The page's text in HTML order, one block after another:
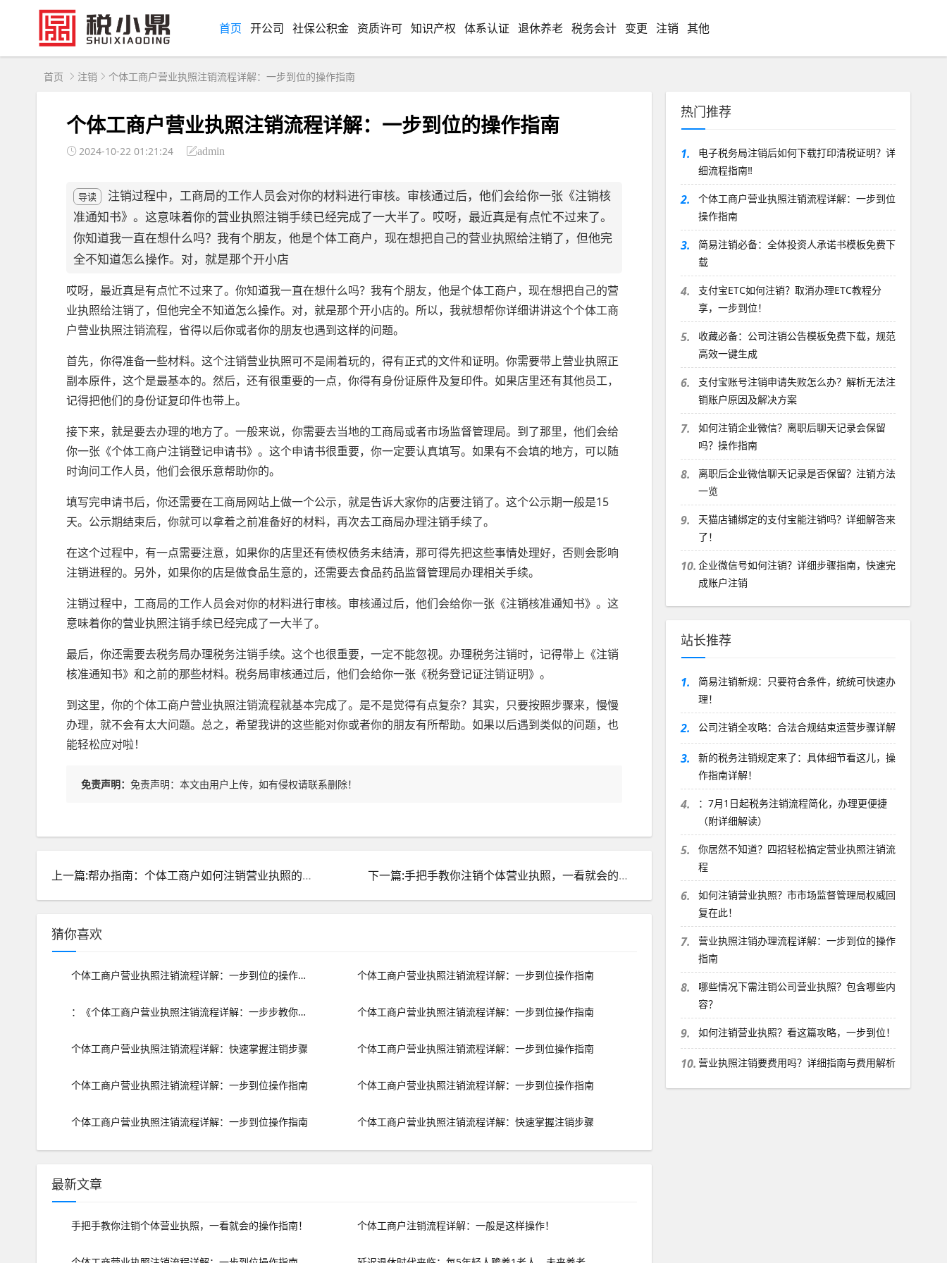
首页 开公司 社保公积金 资质许可 知识产权 体系认证 退休养老 税务会计 变更 注销 其他
首页 注销 个体工商户营业执照注销流程详解：一步到位的操作指南
个体工商户营业执照注销流程详解：一步到位的操作指南
2024-10-22 01:21:24 admin
导读
注销过程中，工商局的工作人员会对你的材料进行审核。审核通过后，他们会给你一张《注销核
准通知书》。这意味着你的营业执照注销手续已经完成了一大半了。哎呀，最近真是有点忙不过来了。
你知道我一直在想什么吗？我有个朋友，他是个体工商户，现在想把自己的营业执照给注销了，但他完
全不知道怎么操作。对，就是那个开小店
哎呀，最近真是有点忙不过来了。你知道我一直在想什么吗？我有个朋友，他是个体工商户，现在想把自己的营
业执照给注销了，但他完全不知道怎么操作。对，就是那个开小店的。所以，我就想帮你详细讲讲这个个体工商
户营业执照注销流程，省得以后你或者你的朋友也遇到这样的问题。
首先，你得准备一些材料。这个注销营业执照可不是闹着玩的，得有正式的文件和证明。你需要带上营业执照正
副本原件，这个是最基本的。然后，还有很重要的一点，你得有身份证原件及复印件。如果店里还有其他员工，
记得把他们的身份证复印件也带上。
接下来，就是要去办理的地方了。一般来说，你需要去当地的工商局或者市场监督管理局。到了那里，他们会给
你一张《个体工商户注销登记申请书》。这个申请书很重要，你一定要认真填写。如果有不会填的地方，可以随
时询问工作人员，他们会很乐意帮助你的。
填写完申请书后，你还需要在工商局网站上做一个公示，就是告诉大家你的店要注销了。这个公示期一般是15
天。公示期结束后，你就可以拿着之前准备好的材料，再次去工商局办理注销手续了。
在这个过程中，有一点需要注意，如果你的店里还有债权债务未结清，那可得先把这些事情处理好，否则会影响
注销进程的。另外，如果你的店是做食品生意的，还需要去食品药品监督管理局办理相关手续。
注销过程中，工商局的工作人员会对你的材料进行审核。审核通过后，他们会给你一张《注销核准通知书》。这
意味着你的营业执照注销手续已经完成了一大半了。
最后，你还需要去税务局办理税务注销手续。这个也很重要，一定不能忽视。办理税务注销时，记得带上《注销
核准通知书》和之前的那些材料。税务局审核通过后，他们会给你一张《税务登记证注销证明》。
到这里，你的个体工商户营业执照注销流程就基本完成了。是不是觉得有点复杂？其实，只要按照步骤来，慢慢
办理，就不会有太大问题。总之，希望我讲的这些能对你或者你的朋友有所帮助。如果以后遇到类似的问题，也
能轻松应对啦！
免责声明： 免责声明：本文由用户上传，如有侵权请联系删除！
上一篇:帮办指南：个体工商户如何注销营业执照的详细步骤 下一篇:手把手教你注销个体营业执照，一看就会的操作指南！
猜你喜欢
个体工商户营业执照注销流程详解：一步到位的操作指南 个体工商户营业执照注销流程详解：一步到位操作指南
：《个体工商户营业执照注销流程详解：一步步教你如何办理》 个体工商户营业执照注销流程详解：一步到位操作指南
个体工商户营业执照注销流程详解：快速掌握注销步骤 个体工商户营业执照注销流程详解：一步到位操作指南
个体工商户营业执照注销流程详解：一步到位操作指南 个体工商户营业执照注销流程详解：一步到位操作指南
个体工商户营业执照注销流程详解：一步到位操作指南 个体工商户营业执照注销流程详解：快速掌握注销步骤
最新文章
手把手教你注销个体营业执照，一看就会的操作指南！ 个体工商户注销流程详解：一般是这样操作！
热门推荐
1.
电子税务局注销后如何下载打印清税证明？详
细流程指南‼️
2.
个体工商户营业执照注销流程详解：一步到位
操作指南
3.
简易注销必备：全体投资人承诺书模板免费下
载
4.
支付宝ETC如何注销？取消办理ETC教程分
享，一步到位！
5.
收藏必备：公司注销公告模板免费下载，规范
高效一键生成
6.
支付宝账号注销申请失败怎么办？解析无法注
销账户原因及解决方案
7.
如何注销企业微信？离职后聊天记录会保留
吗？操作指南
8.
离职后企业微信聊天记录是否保留？注销方法
一览
9.
天猫店铺绑定的支付宝能注销吗？详细解答来
了！
10. 企业微信号如何注销？详细步骤指南，快速完
成账户注销
站长推荐
1.
简易注销新规：只要符合条件，统统可快速办
理！
2. 公司注销全攻略：合法合规结束运营步骤详解
3.
新的税务注销规定来了：具体细节看这儿，操
作指南详解！
4.
：7月1日起税务注销流程简化，办理更便捷
（附详细解读）
5.
你居然不知道？四招轻松搞定营业执照注销流
程
6.
如何注销营业执照？市市场监督管理局权威回
复在此！
7.
营业执照注销办理流程详解：一步到位的操作
指南
8.
哪些情况下需注销公司营业执照？包含哪些内
容？
9. 如何注销营业执照？看这篇攻略，一步到位！
10. 营业执照注销要费用吗？详细指南与费用解析